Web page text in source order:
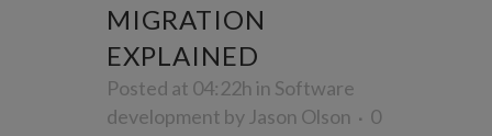
MIGRATION
EXPLAINED
Posted at 04:22h in Software
development by Jason Olson
0